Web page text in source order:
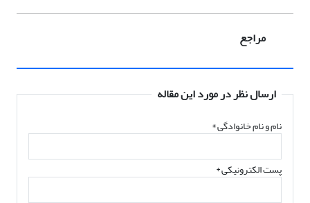
مراجع
ارسال نظر در مورد این مقاله
نام و نام خانوادگی*
پست الکترونیکی*